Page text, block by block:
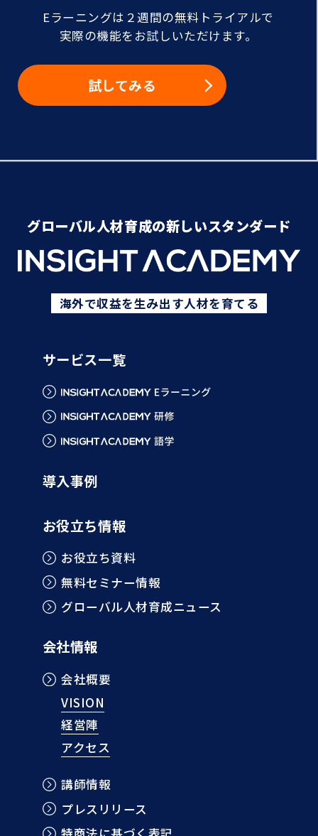
Eラーニングは２週間の無料トライアルで
実際の機能をお試しいただけます。
試してみる
グローバル人材育成の新しいスタンダード
海外で収益を生み出す人材を育てる
サービス一覧
導入事例
お役立ち情報
お役立ち資料
無料セミナー情報
グローバル人材育成ニュース
会社情報
会社概要
VISION
経営陣
アクセス
講師情報
プレスリリース